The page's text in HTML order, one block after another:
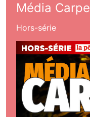
Média Carpe
Hors-série